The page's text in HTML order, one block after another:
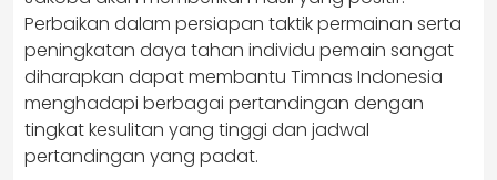
Perbaikan dalam persiapan taktik permainan serta
peningkatan daya tahan individu pemain sangat
diharapkan dapat membantu Timnas Indonesia
menghadapi berbagai pertandingan dengan
tingkat kesulitan yang tinggi dan jadwal
pertandingan yang padat.